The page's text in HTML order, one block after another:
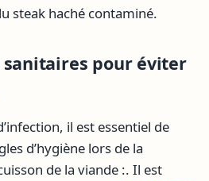
steak haché contaminé.
sanitaires pour éviter
il est essentiel de
d’hygiène lors de la
de la viande :. Il est